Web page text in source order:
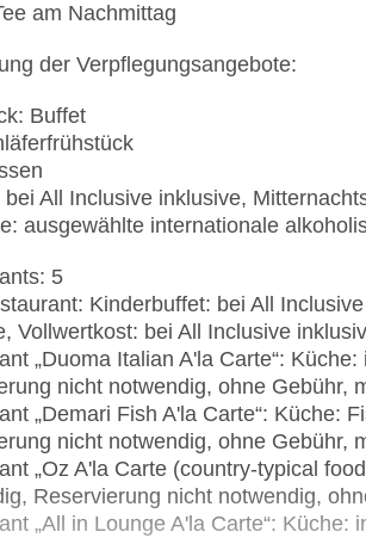
am Nachmittag
der Verpflegungsangebote:
Buffet
bei All Inclusive inklusive,
ausgewählte internationale
5
Kinderbuffet: bei All
Vollwertkost: bei All Inclusive
„Duoma Italian A'la Carte“:
nicht notwendig, ohne Gebühr,
„Demari Fish A'la Carte“: Küche:
nicht notwendig, ohne Gebühr,
„Oz A'la Carte (country-typical
Reservierung nicht notwendig,
„All in Lounge A'la Carte“: